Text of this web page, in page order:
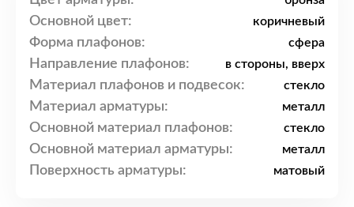
Основной цвет: коричневый
Форма плафонов: сфера
Направление плафонов: в стороны, вверх
Материал плафонов и подвесок: стекло
Материал арматуры: металл
Основной материал плафонов: стекло
Основной материал арматуры: металл
Поверхность арматуры: матовый